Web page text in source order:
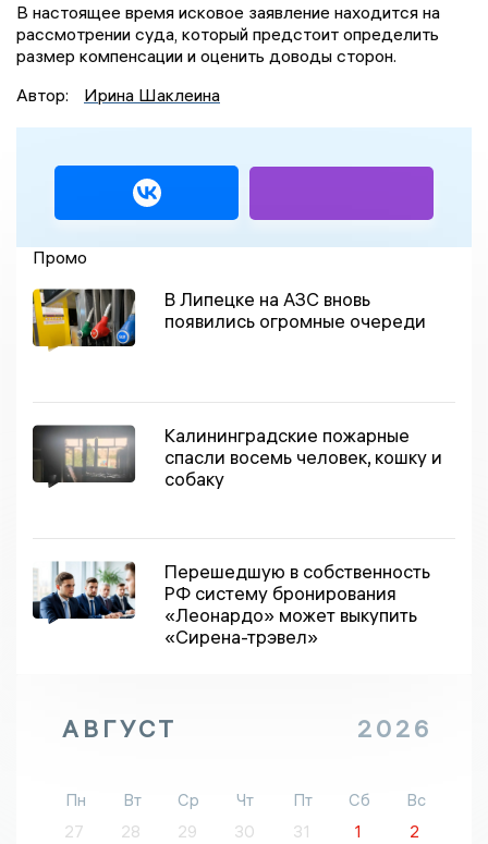
В настоящее время исковое заявление находится на
рассмотрении суда, который предстоит определить
размер компенсации и оценить доводы сторон.
Автор:
Ирина Шаклеина
Промо
В Липецке на АЗС вновь
появились огромные очереди
Калининградские пожарные
спасли восемь человек, кошку и
собаку
Перешедшую в собственность
РФ систему бронирования
«Леонардо» может выкупить
«Сирена-трэвел»
АВГУСТ 2026
Пн Вт Ср Чт Пт Сб
Вс
27
28 29 30 31 1
2